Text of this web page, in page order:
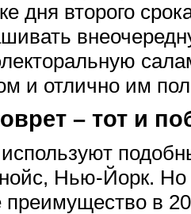
дня второго
и отлично им
– тот и
Нью-Йорк. Но
преимущество в